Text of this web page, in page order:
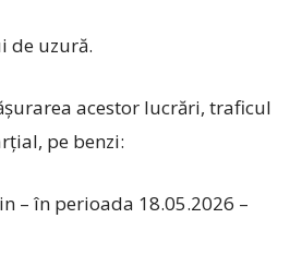
de uzură.
acestor lucrări, traficul
pe benzi:
– în perioada 18.05.2026 –